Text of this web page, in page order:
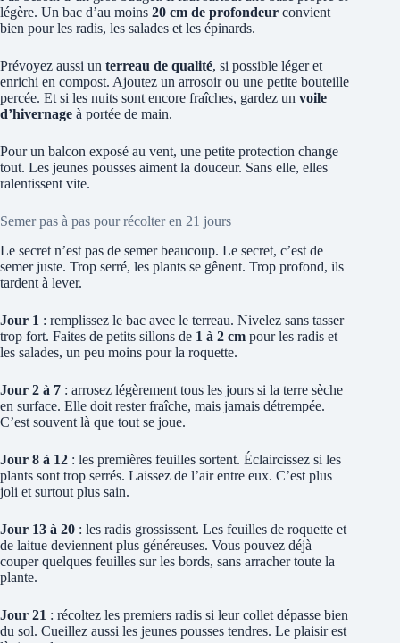
légère. Un bac d’au moins 20 cm de profondeur convient
bien pour les radis, les salades et les épinards.
Prévoyez aussi un terreau de qualité, si possible léger et
enrichi en compost. Ajoutez un arrosoir ou une petite bouteille
percée. Et si les nuits sont encore fraîches, gardez un voile
d’hivernage à portée de main.
Pour un balcon exposé au vent, une petite protection change
tout. Les jeunes pousses aiment la douceur. Sans elle, elles
ralentissent vite.
Semer pas à pas pour récolter en 21 jours
Le secret n’est pas de semer beaucoup. Le secret, c’est de
semer juste. Trop serré, les plants se gênent. Trop profond, ils
tardent à lever.
Jour 1 : remplissez le bac avec le terreau. Nivelez sans tasser
trop fort. Faites de petits sillons de 1 à 2 cm pour les radis et
les salades, un peu moins pour la roquette.
Jour 2 à 7 : arrosez légèrement tous les jours si la terre sèche
en surface. Elle doit rester fraîche, mais jamais détrempée.
C’est souvent là que tout se joue.
Jour 8 à 12 : les premières feuilles sortent. Éclaircissez si les
plants sont trop serrés. Laissez de l’air entre eux. C’est plus
joli et surtout plus sain.
Jour 13 à 20 : les radis grossissent. Les feuilles de roquette et
de laitue deviennent plus généreuses. Vous pouvez déjà
couper quelques feuilles sur les bords, sans arracher toute la
plante.
Jour 21 : récoltez les premiers radis si leur collet dépasse bien
du sol. Cueillez aussi les jeunes pousses tendres. Le plaisir est